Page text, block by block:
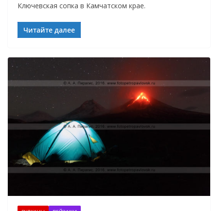
Ключевская сопка в Камчатском крае.
Читайте далее